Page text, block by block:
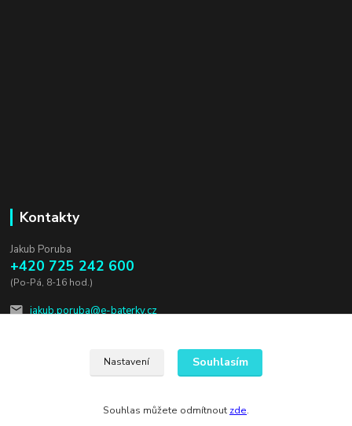
Kontakty
Jakub Poruba
+420 725 242 600
(Po-Pá, 8-16 hod.)
jakub.poruba@e-baterky.cz
Nastavení Souhlasím
Souhlas můžete odmítnout zde.